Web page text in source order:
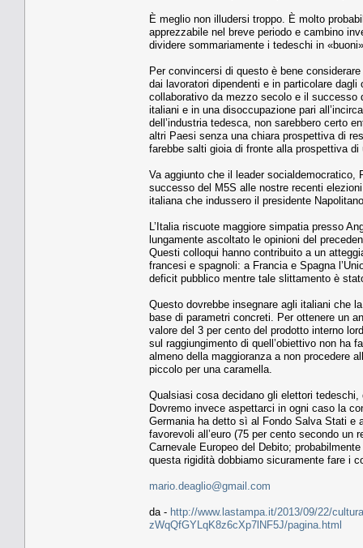
È meglio non illudersi troppo. È molto
apprezzabile nel breve periodo e cambino
dividere sommariamente i tedeschi in
Per convincersi di questo è bene
dai lavoratori dipendenti e in particolare
collaborativo da mezzo secolo e il successo
italiani e in una disoccupazione pari
dell’industria tedesca, non sarebbero certo
altri Paesi senza una chiara prospettiva di
farebbe salti gioia di fronte alla prospettiva
Va aggiunto che il leader socialdemocratico,
successo del M5S alle nostre recenti
italiana che indussero il presidente
L’Italia riscuote maggiore simpatia presso
lungamente ascoltato le opinioni del
Questi colloqui hanno contribuito a un
francesi e spagnoli: a Francia e Spagna
deficit pubblico mentre tale slittamento è
Questo dovrebbe insegnare agli italiani che
base di parametri concreti. Per ottenere un
valore del 3 per cento del prodotto interno
sul raggiungimento di quell’obiettivo non ha
almeno della maggioranza a non procedere
piccolo per una caramella.
Qualsiasi cosa decidano gli elettori
Dovremo invece aspettarci in ogni caso la
Germania ha detto sì al Fondo Salva Stati e
favorevoli all’euro (75 per cento secondo un
Carnevale Europeo del Debito;
questa rigidità dobbiamo sicuramente fare i
mario.deaglio@gmail.com
da - http://www.lastampa.it/2013/09/22/
zWqQfGYLqK8z6cXp7lNF5J/pagina.html